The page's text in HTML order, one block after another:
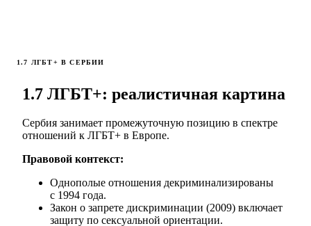
1.7 ЛГБТ+ В СЕРБИИ
1.7 ЛГБТ+: реалистичная картина
Сербия занимает промежуточную позицию в спектре
отношений к ЛГБТ+ в Европе.
Правовой контекст:
Однополые отношения декриминализированы
с 1994 года.
Закон о запрете дискриминации (2009) включает
защиту по сексуальной ориентации.